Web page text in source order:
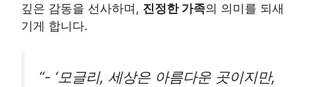
깊은 감동을 선사하며, 진정한 가족의 의미를 되새
기게 합니다.
“- ‘모글리, 세상은 아름다운 곳이지만,